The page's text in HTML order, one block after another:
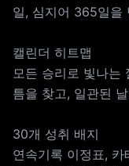
일, 심지어 365일을
캘린더 히트맵
모든 승리로 빛나는
틈을 찾고, 일관된
30개 성취 배지
연속기록 이정표,